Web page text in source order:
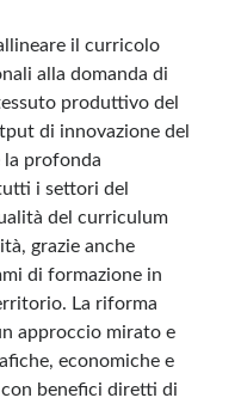
il curricolo
alla domanda di
produttivo del
di innovazione del
la profonda
i settori del
del curriculum
grazie anche
di formazione in
La riforma
approccio mirato e
economiche e
benefici diretti di